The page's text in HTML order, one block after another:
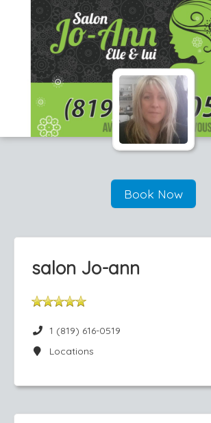
Book Now
salon Jo-ann
1 (819) 616-0519
Locations